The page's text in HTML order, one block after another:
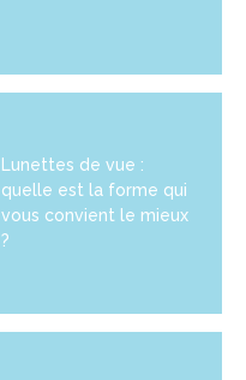
Lunettes de vue :
quelle est la forme qui
vous convient le mieux
?